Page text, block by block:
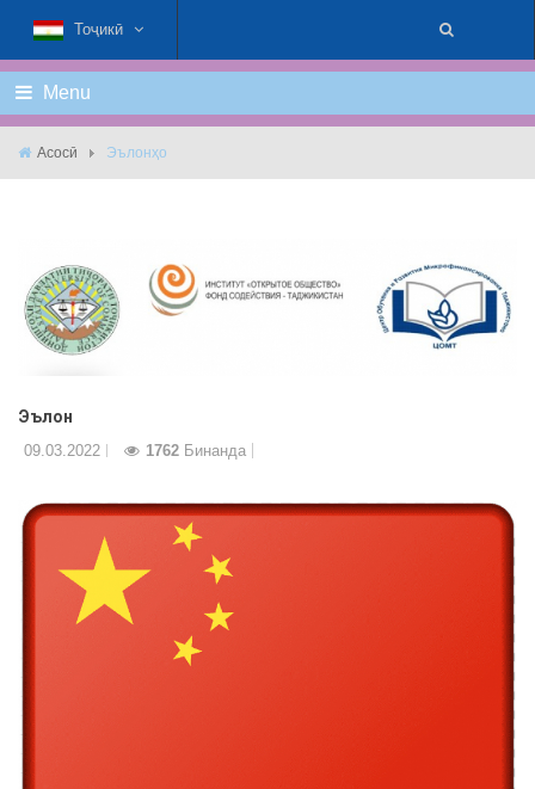
Тоҷикӣ
Menu
Асосӣ Эълонҳо
Эълон
09.03.2022 1762 Бинанда